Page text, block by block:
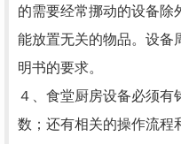
的需要经常挪动的设备除
能放置无关的物品。设备
明书的要求。
４、食堂厨房设备必须有
数；还有相关的操作流程